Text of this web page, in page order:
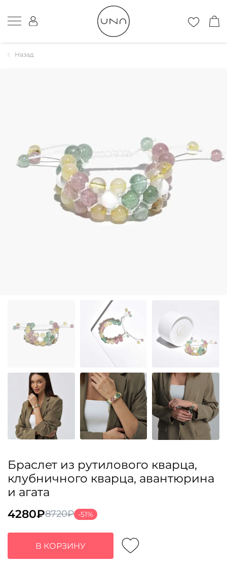
Назад
Браслет из рутилового кварца,
клубничного кварца, авантюрина
и агата
8720₽
Первоначальная
цена
составляла
8720₽.
4280₽
Текущая
цена:
4280₽.
-51%
В КОРЗИНУ